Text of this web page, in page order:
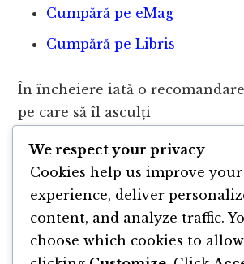
Cumpără pe eMag
Cumpără pe Libris
În încheiere iată o
pe care să îl asculți
We respect your privacy
Cookies help us improve your
experience, deliver
content, and analyze traffic.
choose which cookies to